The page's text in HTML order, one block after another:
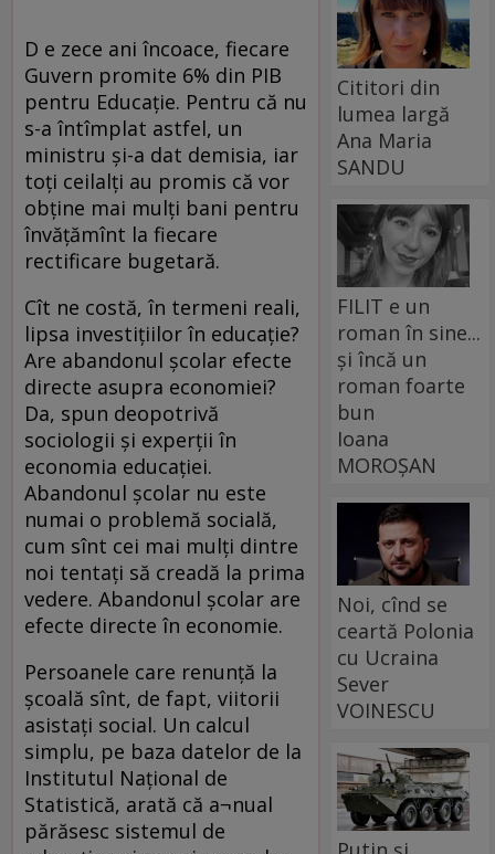
D e zece ani încoace, fiecare
Guvern promite 6% din PIB
pentru Educaţie. Pentru că nu
s-a întîmplat astfel, un
ministru şi-a dat demisia, iar
toţi ceilalţi au promis că vor
obţine mai mulţi bani pentru
învăţămînt la fiecare
rectificare bugetară.
Cît ne costă, în termeni reali,
lipsa investiţiilor în educaţie?
Are abandonul şcolar efecte
directe asupra economiei?
Da, spun deopotrivă
sociologii şi experţii în
economia educaţiei.
Abandonul şcolar nu este
numai o problemă socială,
cum sînt cei mai mulţi dintre
noi tentaţi să creadă la prima
vedere. Abandonul şcolar are
efecte directe în economie.
Persoanele care renunţă la
şcoală sînt, de fapt, viitorii
asistaţi social. Un calcul
simplu, pe baza datelor de la
Institutul Naţional de
Statistică, arată că a¬nual
părăsesc sistemul de
Cititori din
lumea largă
Ana Maria
SANDU
FILIT e un
roman în sine...
și încă un
roman foarte
bun
Ioana
MOROȘAN
Noi, cînd se
ceartă Polonia
cu Ucraina
Sever
VOINESCU